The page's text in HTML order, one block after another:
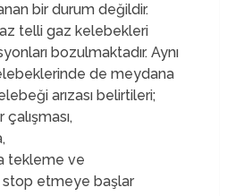
bir durum değildir.
telli gaz kelebekleri
bozulmaktadır. Aynı
de meydana
arızası belirtileri;
tekleme ve
etmeye başlar